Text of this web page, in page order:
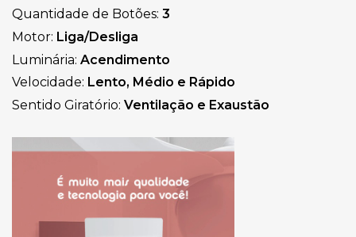
Quantidade de Botões: 3
Motor: Liga/Desliga
Luminária: Acendimento
Velocidade: Lento, Médio e Rápido
Sentido Giratório: Ventilação e Exaustão